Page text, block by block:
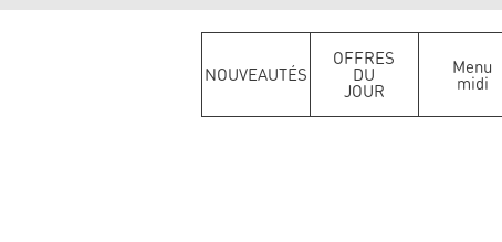
NOUVEAUTÉS
OFFRES
DU
JOUR
Menu
midi